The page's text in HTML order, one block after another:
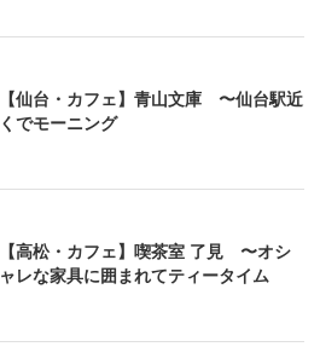
【仙台・カフェ】青山文庫 〜仙台駅近
くでモーニング
【高松・カフェ】喫茶室 了見 〜オシ
ャレな家具に囲まれてティータイム